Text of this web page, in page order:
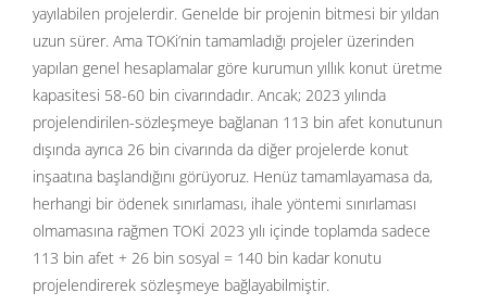
yayılabilen projelerdir. Genelde bir projenin bitmesi bir yıldan
uzun sürer. Ama TOKi’nin tamamladığı projeler üzerinden
yapılan genel hesaplamalar göre kurumun yıllık konut üretme
kapasitesi 58-60 bin civarındadır. Ancak; 2023 yılında
projelendirilen-sözleşmeye bağlanan 113 bin afet konutunun
dışında ayrıca 26 bin civarında da diğer projelerde konut
inşaatına başlandığını görüyoruz. Henüz tamamlayamasa da,
herhangi bir ödenek sınırlaması, ihale yöntemi sınırlaması
olmamasına rağmen TOKİ 2023 yılı içinde toplamda sadece
113 bin afet + 26 bin sosyal = 140 bin kadar konutu
projelendirerek sözleşmeye bağlayabilmiştir.